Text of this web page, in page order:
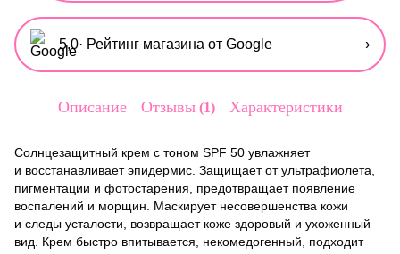
5,0· Рейтинг магазина от Google ›
Описание Отзывы 1 Характеристики
Солнцезащитный крем с тоном SPF 50 увлажняет
и восстанавливает эпидермис. Защищает от ультрафиолета,
пигментации и фотостарения, предотвращает появление
воспалений и морщин. Маскирует несовершенства кожи
и следы усталости, возвращает коже здоровый и ухоженный
вид. Крем быстро впитывается, некомедогенный, подходит